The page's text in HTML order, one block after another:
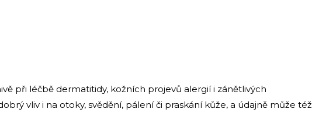
při léčbě dermatitidy, kožních projevů alergií i zánětlivých
vliv i na otoky, svědění, pálení či praskání kůže, a údajně může též